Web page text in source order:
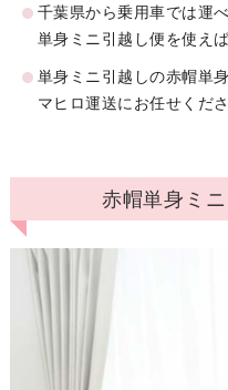
千葉県から乗用車では運
単身ミニ引越し便を使え
単身ミニ引越しの赤帽単
マヒロ運送にお任せくださ
赤帽単身ミ